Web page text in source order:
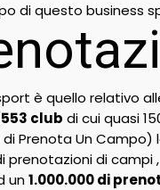
di questo business
è quello relativo
553 club di cui quasi
Prenota Un
prenotazioni di
un1.000.000 di